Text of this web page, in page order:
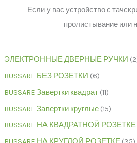
Если у вас устройство с
пролистывание или
ЭЛЕКТРОННЫЕ ДВЕРНЫЕ РУЧКИ 2
BUSSARE БЕЗ РОЗЕТКИ 6
BUSSARE Завертки квадрат 11
BUSSARE Завертки круглые 15
BUSSARE НА КВАДРАТНОЙ РОЗЕТКЕ